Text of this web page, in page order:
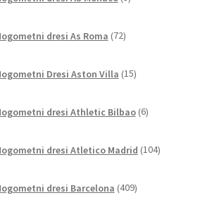
izdelki
dresi As Roma 72izdelkov
Dresi Aston Villa 15izdelkov
dresi Athletic Bilbao 6izdelkov
dresi Atletico Madrid 104izdelki
dresi Barcelona 409izdelkov